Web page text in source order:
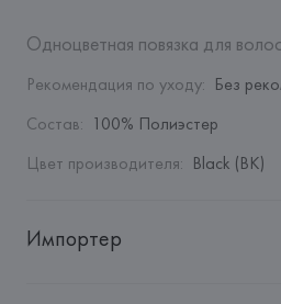
Одноцветная повязка для
Рекомендация по уходу: Без
Состав: 100% Полиэстер
Цвет производителя: Black (BK)
Импортер